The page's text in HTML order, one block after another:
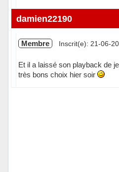
Hors ligne
damien22190
Membre Inscrit(e): 21-06-
Et il a laissé son playback de
très bons choix hier soir